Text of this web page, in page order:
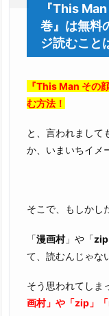
『This
巻』は無料
ジ読むこと
『This Man その
む方法！
と、言われまして
か、いまいちイメ
そこで、もしかし
「漫画村」や「zip
て、読むんじゃな
そう思われてしま
画村」や「zip」